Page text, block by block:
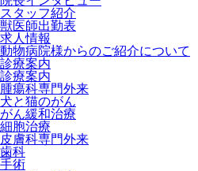
スタッフ紹介
獣医師出勤表
求人情報
動物病院様からのご紹介について
診療案内
診療案内
腫瘍科専門外来
犬と猫のがん
がん緩和治療
細胞治療
皮膚科専門外来
歯科
手術